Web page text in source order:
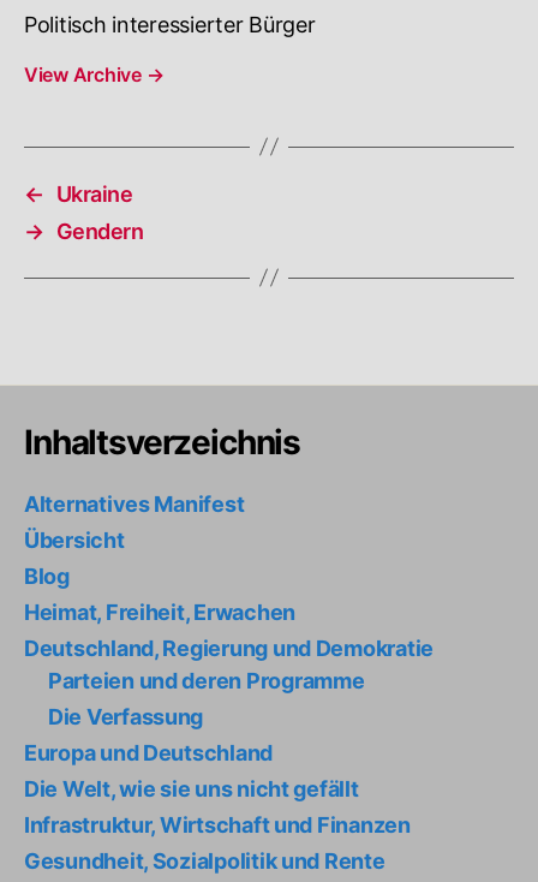
Politisch interessierter Bürger
View Archive →
←
Ukraine
→ Gendern
Inhaltsverzeichnis
Alternatives Manifest
Übersicht
Blog
Heimat, Freiheit, Erwachen
Deutschland, Regierung und Demokratie
Parteien und deren Programme
Die Verfassung
Europa und Deutschland
Die Welt, wie sie uns nicht gefällt
Infrastruktur, Wirtschaft und Finanzen
Gesundheit, Sozialpolitik und Rente